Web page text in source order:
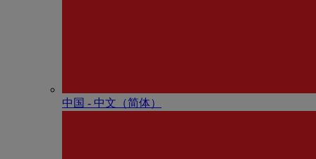
中国 - 中⽂（简体）